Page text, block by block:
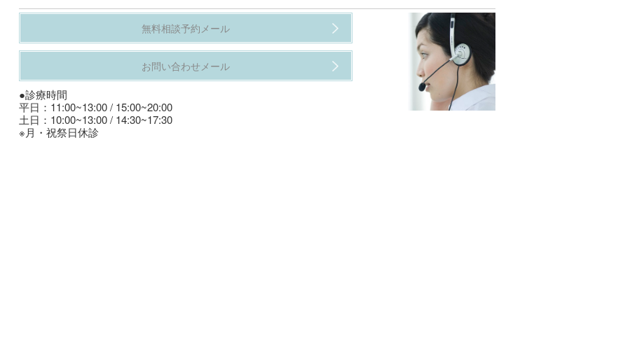
無料相談予約メール
お問い合わせメール
●診療時間
平日：11:00~13:00 / 15:00~20:00
土日：10:00~13:00 / 14:30~17:30
※月・祝祭日休診